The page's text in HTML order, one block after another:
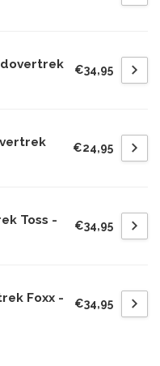
€34,95
€24,95
Toss -
€34,95
Foxx -
€34,95